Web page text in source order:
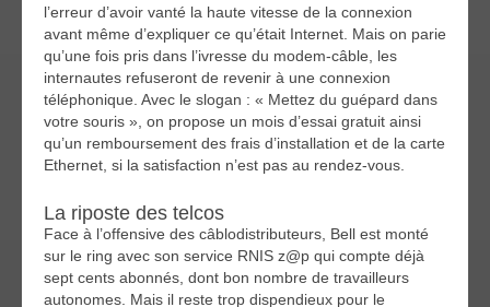
l’erreur d’avoir vanté la haute vitesse de la connexion
avant même d’expliquer ce qu’était Internet. Mais on parie
qu’une fois pris dans l’ivresse du modem-câble, les
internautes refuseront de revenir à une connexion
téléphonique. Avec le slogan : « Mettez du guépard dans
votre souris », on propose un mois d’essai gratuit ainsi
qu’un remboursement des frais d’installation et de la carte
Ethernet, si la satisfaction n’est pas au rendez-vous.
La riposte des telcos
Face à l’offensive des câblodistributeurs, Bell est monté
sur le ring avec son service RNIS z@p qui compte déjà
sept cents abonnés, dont bon nombre de travailleurs
autonomes. Mais il reste trop dispendieux pour le